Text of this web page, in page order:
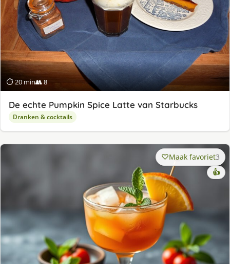
⏱ 20 min👥 8
De echte Pumpkin Spice Latte van Starbucks
Dranken & cocktails
Maak favoriet3
👍